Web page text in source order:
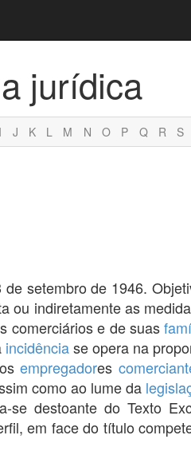
jurídica
I J K L M N O P Q R S
de setembro de 1946.
ou indiretamente as
comerciários e de suas
incidênciase opera na
empregadores
como ao lume da
se destoante do Texto
em face do título